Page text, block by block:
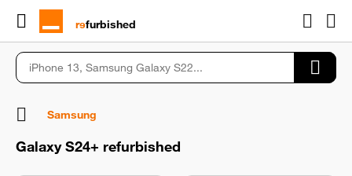
rɘfurbished
Samsung
Galaxy S24+ refurbished